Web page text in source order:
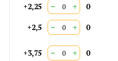
+2,25 − + 0
+2,5 − + 0
+3,75 − + 0